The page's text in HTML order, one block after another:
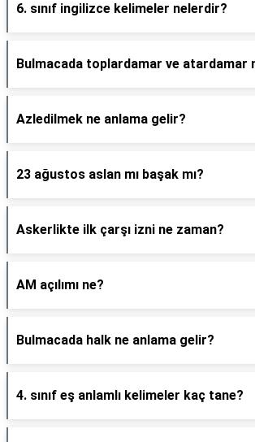
6. sınıf ingilizce kelimeler nelerdir?
Bulmacada toplardamar ve atardamar
Azledilmek ne anlama gelir?
23 ağustos aslan mı başak mı?
Askerlikte ilk çarşı izni ne zaman?
AM açılımı ne?
Bulmacada halk ne anlama gelir?
4. sınıf eş anlamlı kelimeler kaç tane?